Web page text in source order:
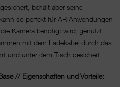
behält aber seine
so perfekt für AR Anwendungen
Kamera benötigt wird, genutzt
mit dem Ladekabel durch das
und unter dem Tisch gesichert.
// Eigenschaften und Vorteile: